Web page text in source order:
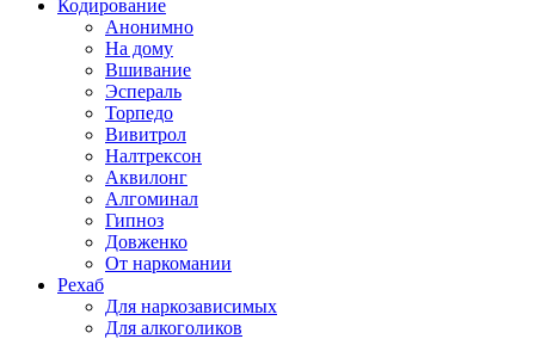
Кодирование
Анонимно
На дому
Вшивание
Эспераль
Торпедо
Вивитрол
Налтрексон
Аквилонг
Алгоминал
Гипноз
Довженко
От наркомании
Рехаб
Для наркозависимых
Для алкоголиков